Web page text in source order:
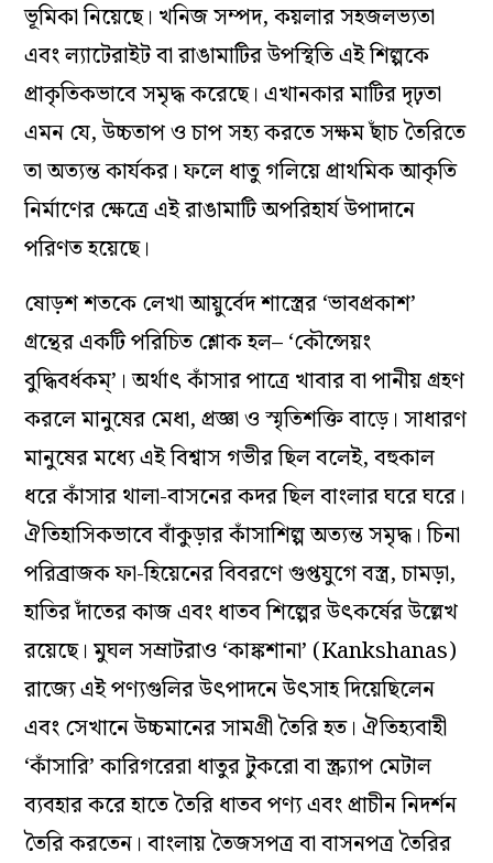
ভূমিকা নিয়েছে। খনিজ সম্পদ, কয়লার সহজলভ্যতা
এবং ল্যাটেরাইট বা রাঙামাটির উপস্থিতি এই শিল্পকে
প্রাকৃতিকভাবে সমৃদ্ধ করেছে। এখানকার মাটির দৃঢ়তা
এমন যে, উচ্চতাপ ও চাপ সহ্য করতে সক্ষম ছাঁচ তৈরিতে
তা অত্যন্ত কার্যকর। ফলে ধাতু গলিয়ে প্রাথমিক আকৃতি
নির্মাণের ক্ষেত্রে এই রাঙামাটি অপরিহার্য উপাদানে
পরিণত হয়েছে।
ষোড়শ শতকে লেখা আয়ুর্বেদ শাস্ত্রের ‘ভাবপ্রকাশ’
গ্রন্থের একটি পরিচিত শ্লোক হল– ‘কৌন্সেয়ং
বুদ্ধিবর্ধকম্’। অর্থাৎ কাঁসার পাত্রে খাবার বা পানীয় গ্রহণ
করলে মানুষের মেধা, প্রজ্ঞা ও স্মৃতিশক্তি বাড়ে। সাধারণ
মানুষের মধ্যে এই বিশ্বাস গভীর ছিল বলেই, বহুকাল
ধরে কাঁসার থালা-বাসনের কদর ছিল বাংলার ঘরে ঘরে।
ঐতিহাসিকভাবে বাঁকুড়ার কাঁসাশিল্প অত্যন্ত সমৃদ্ধ। চিনা
পরিব্রাজক ফা-হিয়েনের বিবরণে গুপ্তযুগে বস্ত্র, চামড়া,
হাতির দাঁতের কাজ এবং ধাতব শিল্পের উৎকর্ষের উল্লেখ
রয়েছে। মুঘল সম্রাটরাও ‘কাঙ্কশানা’ (Kankshanas)
রাজ্যে এই পণ্যগুলির উৎপাদনে উৎসাহ দিয়েছিলেন
এবং সেখানে উচ্চমানের সামগ্রী তৈরি হত। ঐতিহ্যবাহী
‘কাঁসারি’ কারিগরেরা ধাতুর টুকরো বা স্ক্র্যাপ মেটাল
ব্যবহার করে হাতে তৈরি ধাতব পণ্য এবং প্রাচীন নিদর্শন
তৈরি করতেন। বাংলায় তৈজসপত্র বা বাসনপত্র তৈরির